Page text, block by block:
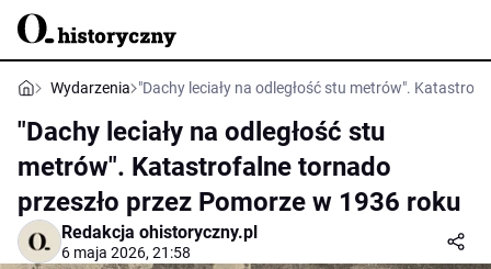
Wydarzenia "Dachy leciały na odległość stu metrów".
"Dachy leciały na odległość stu
metrów". Katastrofalne tornado
przeszło przez Pomorze w 1936 roku
Redakcja ohistoryczny.pl
6 maja 2026, 21:58